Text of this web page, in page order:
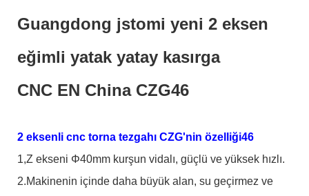
Guangdong jstomi yeni 2 eksen
eğimli yatak yatay kasırga
CNC EN China CZG46
2 eksenli cnc torna tezgahı CZG'nin özelliği46
1,Z ekseni Φ40mm kurşun vidalı, güçlü ve yüksek hızlı.
2.Makinenin içinde daha büyük alan, su geçirmez ve